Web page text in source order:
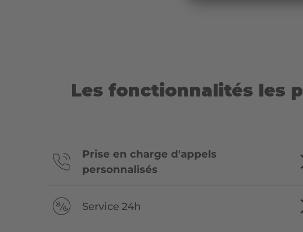
Les fonctionnalités les
Prise en charge d'appels
personnalisés
Service 24h